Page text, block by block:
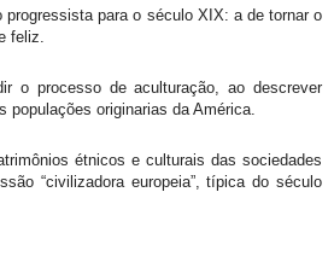
progressista para o século XIX: a de tornar o
feliz.
o processo de aculturação, ao descrever
populações originarias da América.
étnicos e culturais das sociedades
“civilizadora europeia”, típica do século